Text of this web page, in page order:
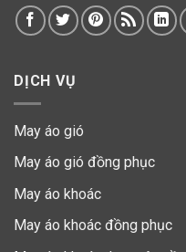
DỊCH VỤ
May áo gió
May áo gió đồng phục
May áo khoác
May áo khoác đồng phục